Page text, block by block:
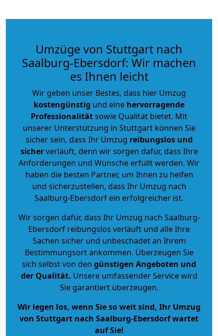
Umzüge von Stuttgart nach
Saalburg-Ebersdorf: Wir machen
es Ihnen leicht
Wir geben unser Bestes, dass hier Umzug
kostengünstig und eine hervorragende
Professionalitätsowie Qualität bietet. Mit
unserer Unterstützung in Stuttgart können Sie
sicher sein, dass Ihr Umzug reibungslos und
sicherverläuft, denn wir sorgen dafür, dass Ihre
Anforderungen und Wünsche erfüllt werden. Wir
haben die besten Partner, um Ihnen zu helfen
und sicherzustellen, dass Ihr Umzug nach
Saalburg-Ebersdorf ein erfolgreicher ist.
Wir sorgen dafür, dass Ihr Umzug nach Saalburg-
Ebersdorf reibungslos verläuft und alle Ihre
Sachen sicher und unbeschadet an Ihrem
Bestimmungsort ankommen. Überzeugen Sie
sich selbst von den günstigen Angeboten und
der Qualität. Unsere umfassender Service wird
Sie garantiert überzeugen.
Wir legen los, wenn Sie so weit sind, Ihr Umzug
von Stuttgart nach Saalburg-Ebersdorf wartet
auf Sie!